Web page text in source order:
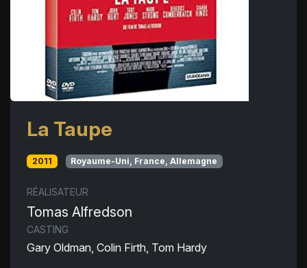
La Taupe
2011 Royaume-Uni, France, Allemagne
RÉALISATEUR
Tomas Alfredson
CASTING
Gary Oldman, Colin Firth, Tom Hardy